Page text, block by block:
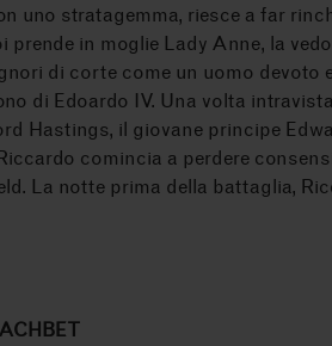
uno stratagemma, riesce a far
prende in moglie Lady Anne, la
di corte come un uomo devoto
di Edoardo IV. Una volta
Hastings, il giovane principe
comincia a perdere
La notte prima della battaglia,